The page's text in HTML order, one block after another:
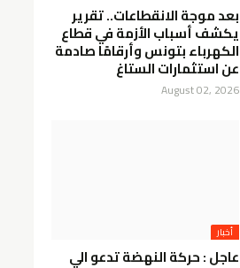
بعد موجة الانقطاعات.. تقرير
يكشف أسباب الأزمة في قطاع
الكهرباء بتونس وأرقامًا صادمة
عن استثمارات الستاغ
August 02, 2026
أخبار
عاجل : حركة النهضة تدعو الي